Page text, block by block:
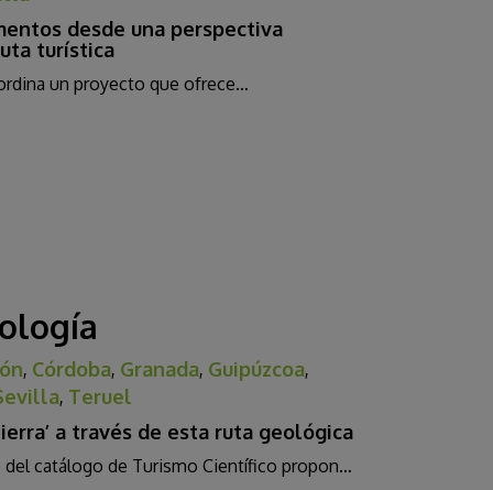
desde una perspectiva
turística
un proyecto que ofrece…
, Córdoba, Granada, Guipúzcoa,
, Teruel
a través de esta ruta geológica
del catálogo de Turismo Científico propon…